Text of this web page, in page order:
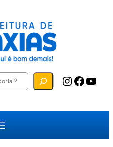
Instagram Facebook YouTube